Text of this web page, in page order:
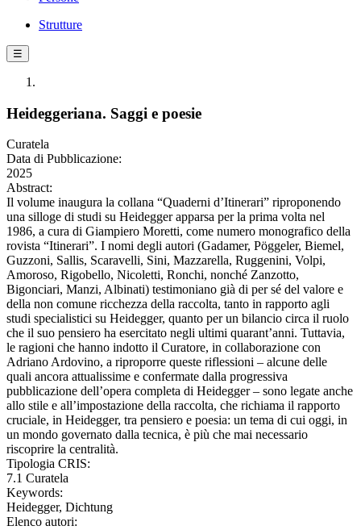
Strutture
☰
Heideggeriana. Saggi e poesie
Curatela
Data di Pubblicazione:
2025
Abstract:
Il volume inaugura la collana “Quaderni d’Itinerari” riproponendo
una silloge di studi su Heidegger apparsa per la prima volta nel
1986, a cura di Giampiero Moretti, come numero monografico della
rovista “Itinerari”. I nomi degli autori (Gadamer, Pöggeler, Biemel,
Guzzoni, Sallis, Scaravelli, Sini, Mazzarella, Ruggenini, Volpi,
Amoroso, Rigobello, Nicoletti, Ronchi, nonché Zanzotto,
Bigonciari, Manzi, Albinati) testimoniano già di per sé del valore e
della non comune ricchezza della raccolta, tanto in rapporto agli
studi specialistici su Heidegger, quanto per un bilancio circa il ruolo
che il suo pensiero ha esercitato negli ultimi quarant’anni. Tuttavia,
le ragioni che hanno indotto il Curatore, in collaborazione con
Adriano Ardovino, a riproporre queste riflessioni – alcune delle
quali ancora attualissime e confermate dalla progressiva
pubblicazione dell’opera completa di Heidegger – sono legate anche
allo stile e all’impostazione della raccolta, che richiama il rapporto
cruciale, in Heidegger, tra pensiero e poesia: un tema di cui oggi, in
un mondo governato dalla tecnica, è più che mai necessario
riscoprire la centralità.
Tipologia CRIS:
7.1 Curatela
Keywords:
Heidegger, Dichtung
Elenco autori: